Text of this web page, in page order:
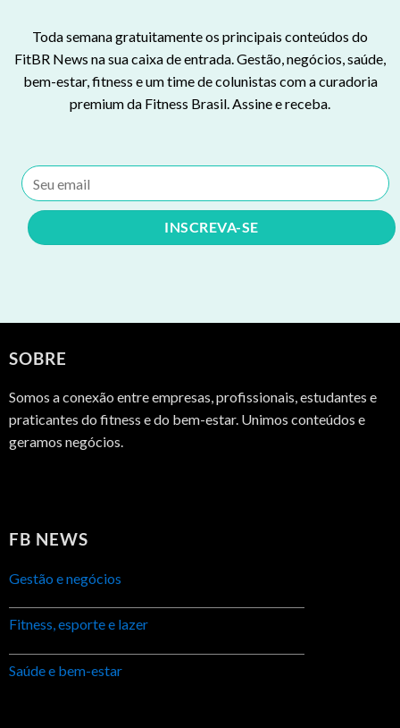
Toda semana gratuitamente os principais conteúdos do
FitBR News na sua caixa de entrada. Gestão, negócios, saúde,
bem-estar, fitness e um time de colunistas com a curadoria
premium da Fitness Brasil. Assine e receba.
SOBRE
Somos a conexão entre empresas, profissionais, estudantes e
praticantes do fitness e do bem-estar. Unimos conteúdos e
geramos negócios.
FB NEWS
Gestão e negócios
Fitness, esporte e lazer
Saúde e bem-estar